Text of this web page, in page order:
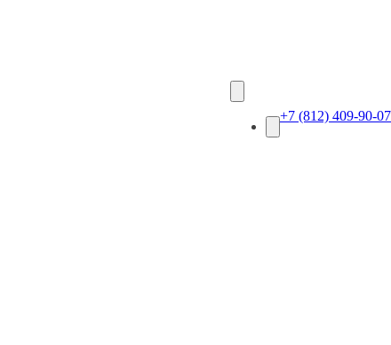
+7 (812) 409-90-07